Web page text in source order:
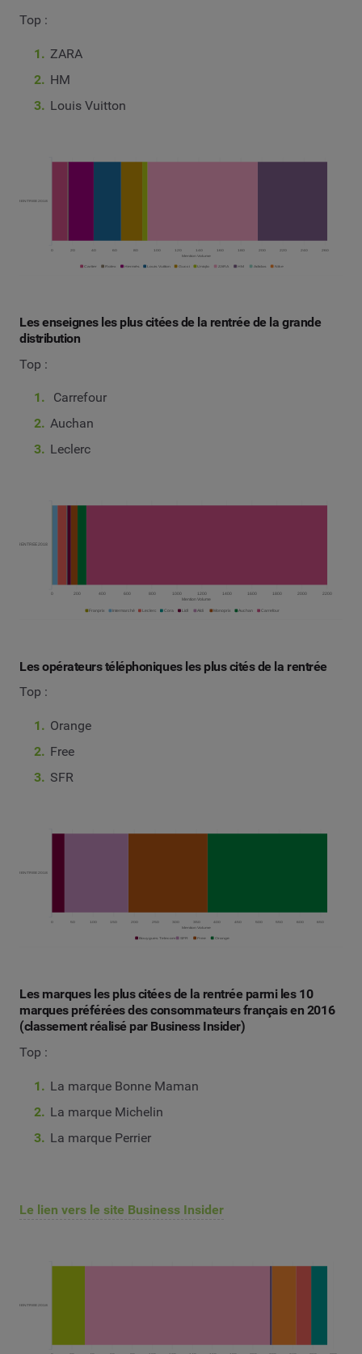
Top :
ZARA
HM
Louis Vuitton
Les enseignes les plus citées de la rentrée de la grande
distribution
Top :
Carrefour
Auchan
Leclerc
Les opérateurs téléphoniques les plus cités de la rentrée
Top :
Orange
Free
SFR
Les marques les plus citées de la rentrée parmi les 10
marques préférées des consommateurs français en 2016
(classement réalisé par Business Insider)
Top :
La marque Bonne Maman
La marque Michelin
La marque Perrier
Le lien vers le site Business Insider